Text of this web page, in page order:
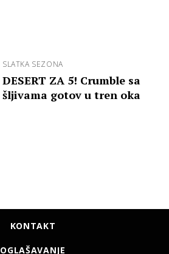
SLATKA SEZONA
DESERT ZA 5! Crumble sa
šljivama gotov u tren oka
KONTAKT
OGLAŠAVANJE